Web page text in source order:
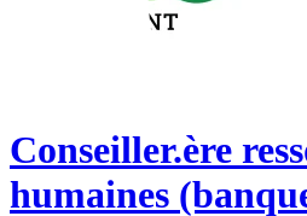
Conseiller.ère
humaines